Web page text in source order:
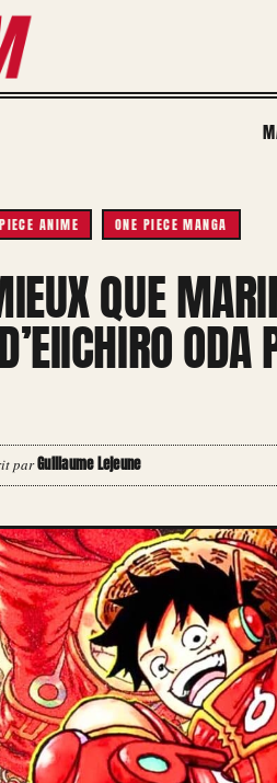
ANIME ONE PIECE MANGA
QUE
ODA
parGuillaume Lejeune